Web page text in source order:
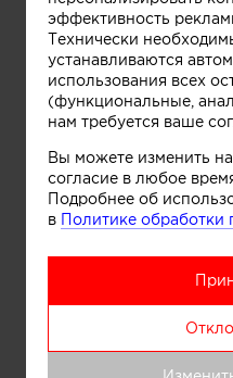
гостиная-студия
эффективность
Технически
устанавливаются
использования всех
(функциональные,
нам требуется ваше
Вы можете изменить
согласие в любое
Подробнее об
в Политике обработки